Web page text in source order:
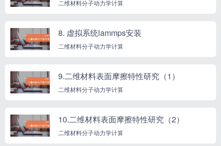
二维材料分子动力学计算
8. 虚拟系统lammps安装
二维材料分子动力学计算
9.二维材料表面摩擦特性研究（1）
二维材料分子动力学计算
10.二维材料表面摩擦特性研究（2）
二维材料分子动力学计算